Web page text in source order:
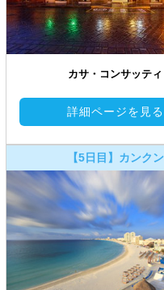
カサ・コンサッティ
詳細ページを見る
【5日目】カンクン